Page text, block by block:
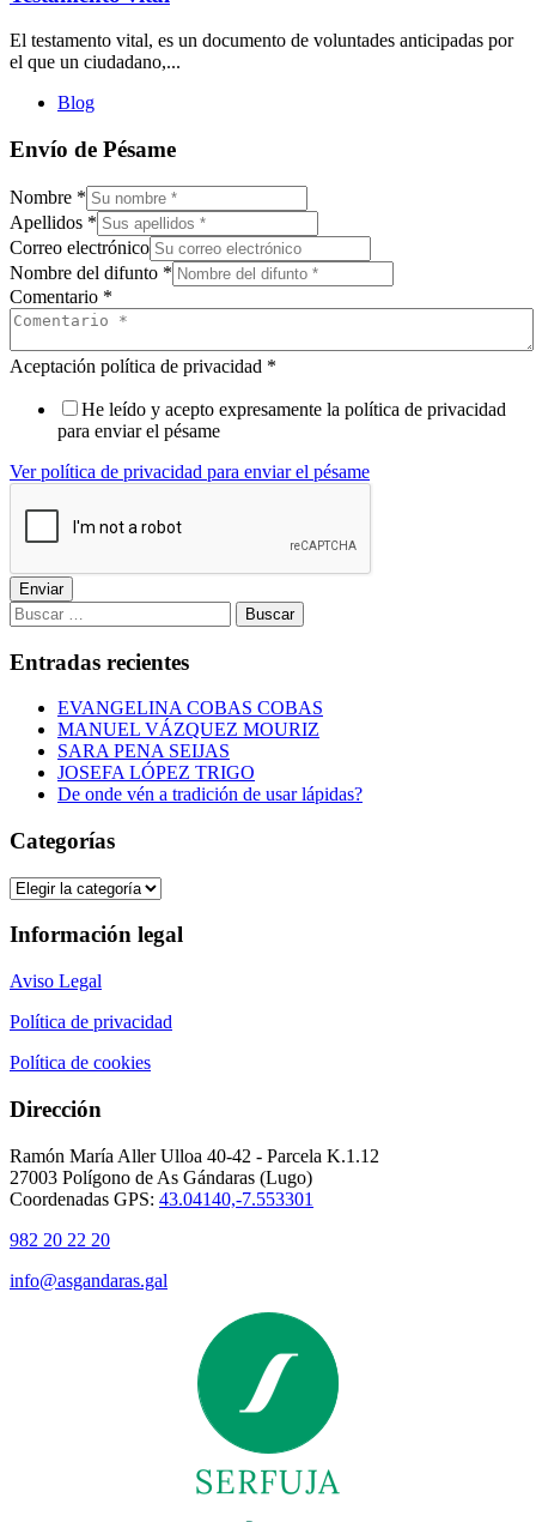
El testamento vital, es un documento de voluntades anticipadas por
el que un ciudadano,...
Blog
Envío de Pésame
Nombre *
Apellidos *
Correo electrónico
Nombre del difunto *
Comentario *
Aceptación política de privacidad *
He leído y acepto expresamente la política de privacidad
para enviar el pésame
Ver política de privacidad para enviar el pésame
Enviar
Buscar:
Entradas recientes
EVANGELINA COBAS COBAS
MANUEL VÁZQUEZ MOURIZ
SARA PENA SEIJAS
JOSEFA LÓPEZ TRIGO
De onde vén a tradición de usar lápidas?
Categorías
Categorías
Información legal
Aviso Legal
Política de privacidad
Política de cookies
Dirección
Ramón María Aller Ulloa 40-42 - Parcela K.1.12
27003 Polígono de As Gándaras (Lugo)
Coordenadas GPS: 43.04140,-7.553301
982 20 22 20
info@asgandaras.gal